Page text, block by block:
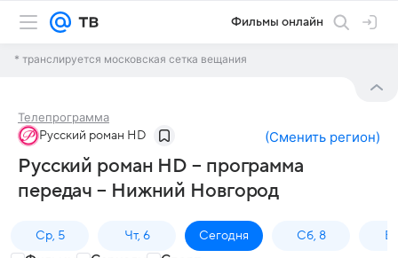
Фильмы онлайн
* транслируется московская сетка вещания
Телепрограмма
Русский роман HD (Сменить регион)
Русский роман HD – программа
передач – Нижний Новгород
Ср, 5 Чт, 6 Сегодня Сб, 8